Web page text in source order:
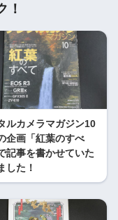
！
ルカメラマガジン10
企画「紅葉のすべ
記事を書かせていた
した！